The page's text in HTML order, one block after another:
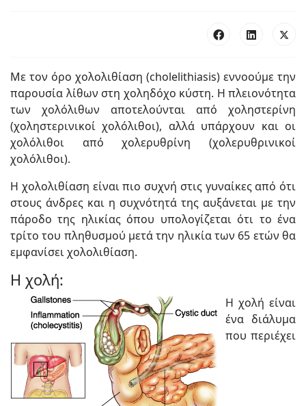
Με τον όρο χολολιθίαση (cholelithiasis) εννοούμε την
παρουσία λίθων στη χοληδόχο κύστη. Η πλειονότητα
των χολόλιθων αποτελούνται από χοληστερίνη
(χοληστερινικοί χολόλιθοι), αλλά υπάρχουν και οι
χολόλιθοι από χολερυθρίνη (χολερυθρινικοί
χολόλιθοι).
Η χολολιθίαση είναι πιο συχνή στις γυναίκες από ότι
στους άνδρες και η συχνότητά της αυξάνεται με την
πάροδο της ηλικίας όπου υπολογίζεται ότι το ένα
τρίτο του πληθυσμού μετά την ηλικία των 65 ετών θα
εμφανίσει χολολιθίαση.
Η χολή:
Η χολή είναι
ένα διάλυμα
που περιέχει